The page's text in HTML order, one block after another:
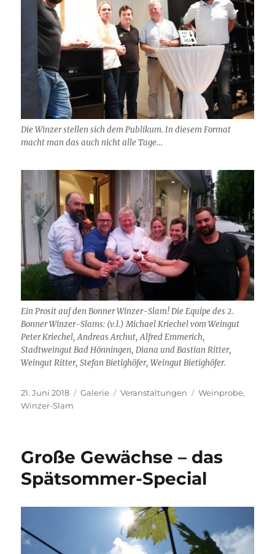
Die Winzer stellen sich dem Publikum. In diesem Format
macht man das auch nicht alle Tage…
Ein Prosit auf den Bonner Winzer-Slam! Die Equipe des 2.
Bonner Winzer-Slams: (v.l.) Michael Kriechel vom Weingut
Peter Kriechel, Andreas Archut, Alfred Emmerich,
Stadtweingut Bad Hönningen, Diana und Bastian Ritter,
Weingut Ritter, Stefan Bietighöfer, Weingut Bietighöfer.
Veröffentlicht
am
21. Juni 2018 Format
Galerie Kategorien
Veranstaltungen Schlagwörter
Weinprobe,
Winzer-Slam
Große Gewächse – das
Spätsommer-Special